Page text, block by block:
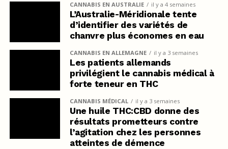
CANNABIS EN AUSTRALIE il y a 4 semaines
L’Australie-Méridionale tente
d’identifier des variétés de
chanvre plus économes en eau
CANNABIS EN ALLEMAGNE il y a 3 semaines
Les patients allemands
privilégient le cannabis médical à
forte teneur en THC
CANNABIS MÉDICAL il y a 3 semaines
Une huile THC:CBD donne des
résultats prometteurs contre
l’agitation chez les personnes
atteintes de démence